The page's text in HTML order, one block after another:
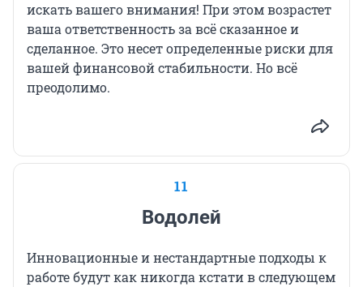
искать вашего внимания! При этом возрастет
ваша ответственность за всё сказанное и
сделанное. Это несет определенные риски для
вашей финансовой стабильности. Но всё
преодолимо.
11
Водолей
Инновационные и нестандартные подходы к
работе будут как никогда кстати в следующем